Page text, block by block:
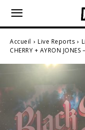
Accueil Live Reports
CHERRY + AYRON